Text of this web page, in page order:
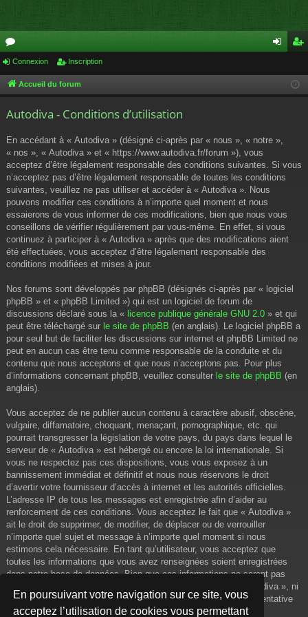
En poursuivant votre navigation sur ce site, vous
acceptez l’utilisation de cookies vous permettant
or
u cri
Connexion Inscription
Accueil du forum
Autodiva - Conditions d’utilisation
En accédant à « Autodiva » (désigné ci-après par « nous », « notre »,
« nos », « Autodiva » et « https://www.autodiva.fr/forum »), vous
acceptez d’être légalement responsable des conditions suivantes. Si vous
n’acceptez pas d’être légalement responsable de toutes les conditions
suivantes, veuillez ne pas utiliser et accéder à « Autodiva ». Nous
pouvons modifier ces conditions à n’importe quel moment et nous
essaierons de vous informer de ces modifications, bien que nous vous
conseillons de vérifier régulièrement par vous-même. En effet, si vous
continuez à participer à « Autodiva » après que des modifications aient
été effectuées, vous acceptez d’être légalement responsable des
conditions modifiées et mises à jour.
Nos forums sont développés par phpBB (désignés ci-après par « logiciel
phpBB » et « phpBB Limited ») qui est un logiciel de forum de
discussions déclaré sous la « licence publique générale GNU 2.0 » et qui
peut être téléchargé sur le site de phpBB (en anglais). Le logiciel phpBB a
pour seul but de faciliter les discussions sur internet et phpBB Limited ne
peut en aucun cas être tenu comme responsable de la conduite et du
contenu que nous acceptons et que nous n’acceptons pas. Pour plus
d’informations concernant phpBB, veuillez consulter le site de phpBB (en
anglais).
Vous acceptez de ne publier aucun contenu à caractère abusif, obscène,
vulgaire, diffamatoire, choquant, menaçant, pornographique, etc. qui
pourrait transgresser la législation de votre pays, du pays dans lequel le
serveur de « Autodiva » est hébergé ou encore la loi internationale. Si
vous ne respectez pas ces dispositions, vous vous exposez à un
bannissement immédiat et définitif et nous nous réservons le droit
d’avertir votre fournisseur d’accès à internet et les autorités officielles.
L’adresse IP de tous les messages est enregistrée afin d’aider au
renforcement de ces conditions. Vous acceptez le fait que « Autodiva »
ait le droit de supprimer, de modifier, de déplacer ou de verrouiller
n’importe quel sujet et message à n’importe quel moment si nous
estimons cela nécessaire. En tant qu’utilisateur, vous acceptez que
toutes les informations que vous avez renseignées soient enregistrées
dans notre base de données. Bien que ces informations ne seront pas
diffusées à une tierce partie sans votre consentement, ni « Autodiva », ni
phpBB, ne pourront être tenus comme responsables en cas de tentative
de piratage informatique visant à compromettre vos données.